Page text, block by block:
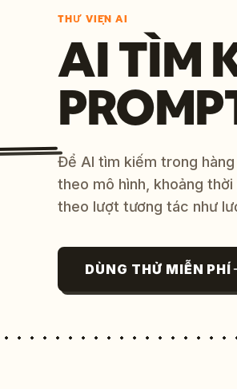
THƯ VIỆN AI
AI TÌM
Để AI tìm kiếm trong
theo mô hình, khoảng
theo lượt tương tác như
DÙNG THỬ MIỄN PHÍ